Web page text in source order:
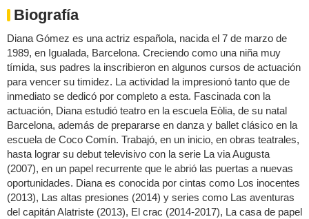
Biografía
Diana Gómez es una actriz española, nacida el 7 de marzo de
1989, en Igualada, Barcelona. Creciendo como una niña muy
tímida, sus padres la inscribieron en algunos cursos de actuación
para vencer su timidez. La actividad la impresionó tanto que de
inmediato se dedicó por completo a esta. Fascinada con la
actuación, Diana estudió teatro en la escuela Eòlia, de su natal
Barcelona, además de prepararse en danza y ballet clásico en la
escuela de Coco Comín. Trabajó, en un inicio, en obras teatrales,
hasta lograr su debut televisivo con la serie La via Augusta
(2007), en un papel recurrente que le abrió las puertas a nuevas
oportunidades. Diana es conocida por cintas como Los inocentes
(2013), Las altas presiones (2014) y series como Las aventuras
del capitán Alatriste (2013), El crac (2014-2017), La casa de papel